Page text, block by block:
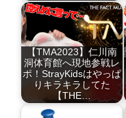
【TMA2023】仁川南
洞体育館へ現地参戦レ
ポ！StrayKidsはやっぱ
りキラキラしてた
【THE…